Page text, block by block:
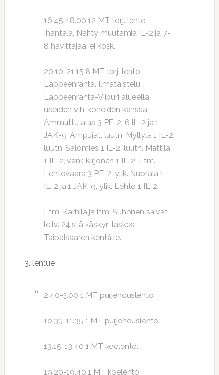
16.45-18.00 12 MT torj. lento
Ihantala. Nähty muutamia IL-2 ja 7-
8 hävittäjää, ei kosk.
20.10-21.15 8 MT torj. lento
Lappeenranta. Ilmataistelu
Lappeenranta-Viipuri alueella
useiden vih. koneiden kanssa.
Ammuttu alas 3 PE-2, 6 IL-2 ja 1
JAK-9. Ampujat: luutn. Myllylä 1 IL-2,
luutn. Salomies 1 IL-2, luutn. Mattila
1 IL-2, vänr. Kirjonen 1 IL-2, Ltm.
Lehtovaara 3 PE-2, ylik. Nuorala 1
IL-2 ja 1 JAK-9, ylik. Lehto 1 IL-2.
Ltm. Karhila ja ltm. Suhonen saivat
le.lv. 24:stä käskyn laskea
Taipalsaaren kentälle.
3. lentue
2.40-3.00 1 MT purjehduslento.
1o.35-11.35 1 MT purjehduslento.
13.15-13.40 1 MT koelento.
19.20-19.40 1 MT koelento.